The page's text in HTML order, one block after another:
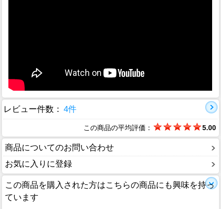
レビュー件数： 4件
この商品の平均評価： 5.00
商品についてのお問い合わせ
お気に入りに登録
この商品を購入された方はこちらの商品にも興味を持っ
ています